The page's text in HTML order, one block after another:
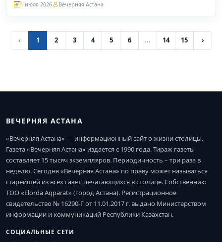
1 июля 2026 Вечерняя Астана
‹ 1 2 3 4 5 6 ... 14 15 ›
ВЕЧЕРНЯЯ АСТАНА
«Вечерняя Астана» — информационный сайт о жизни столицы.
Газета «Вечерняя Астана» издается с 1990 года. Тираж газеты
составляет 15 тысяч экземпляров. Периодичность – три раза в
неделю. Сегодня «Вечерняя Астана» по праву может называться
старейшей из всех газет, печатающихся в столице. Собственник:
ТОО «Elorda Aqparat» (город Астана). Регистрационное
свидетельство № 16290-Г от 11.01.2017 г. выдано Министерством
информации и коммуникаций Республики Казахстан.
СОЦИАЛЬНЫЕ СЕТИ